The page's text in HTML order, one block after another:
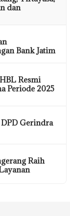
dan
Bank Jatim
Resmi
Periode 2025
Gerindra
Raih